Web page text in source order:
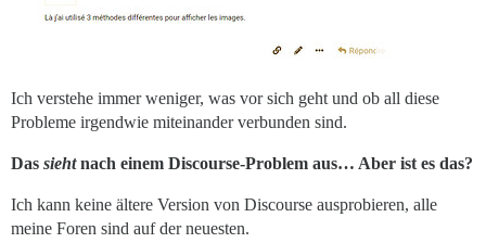
Ich verstehe immer weniger, was vor sich geht und ob all diese
Probleme irgendwie miteinander verbunden sind.
Das siehtnach einem Discourse-Problem aus… Aber ist es das?
Ich kann keine ältere Version von Discourse ausprobieren, alle
meine Foren sind auf der neuesten.